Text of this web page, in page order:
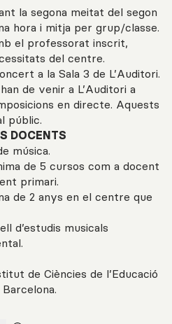
la segona meitat del segon
hora i mitja per grup/classe.
el professorat inscrit,
del centre.
a la Sala 3 de L’Auditori.
de venir a L’Auditori a
en directe. Aquests
públic.
DOCENTS
música.
de 5 cursos com a docent
primari.
de 2 anys en el centre que
d’estudis musicals
de Ciències de l’Educació